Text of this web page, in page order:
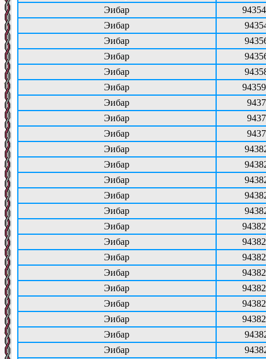
Эибар
Эибар
Эибар
Эибар
Эибар
Эибар
Эибар
Эибар
Эибар
Эибар
Эибар
Эибар
Эибар
Эибар
Эибар
Эибар
Эибар
Эибар
Эибар
Эибар
Эибар
Эибар
Эибар